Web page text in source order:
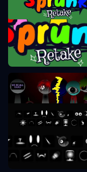
Sprunki Ретake
Sprunki Фаза 9